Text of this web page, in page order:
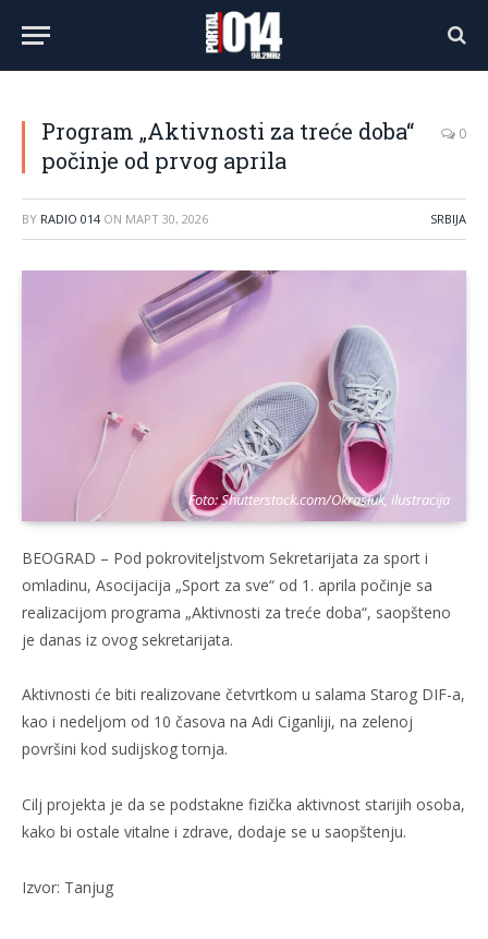
Program „Aktivnosti za treće doba“
počinje od prvog aprila
0
BY RADIO 014 ON МАРТ 30, 2026 SRBIJA
Foto: Shutterstock.com/Okrasiuk, ilustracija
BEOGRAD – Pod pokroviteljstvom Sekretarijata za sport i
omladinu, Asocijacija „Sport za sve“ od 1. aprila počinje sa
realizacijom programa „Aktivnosti za treće doba“, saopšteno
je danas iz ovog sekretarijata.
Aktivnosti će biti realizovane četvrtkom u salama Starog DIF-a,
kao i nedeljom od 10 časova na Adi Ciganliji, na zelenoj
površini kod sudijskog tornja.
Cilj projekta je da se podstakne fizička aktivnost starijih osoba,
kako bi ostale vitalne i zdrave, dodaje se u saopštenju.
Izvor: Tanjug